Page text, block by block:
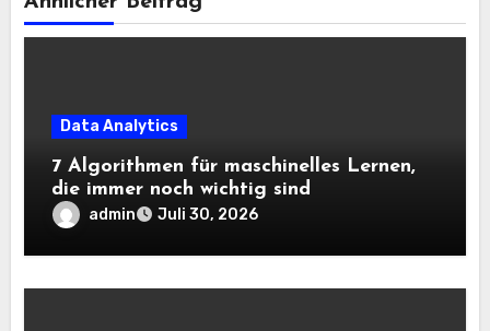
Data Analytics
7 Algorithmen für maschinelles Lernen,
die immer noch wichtig sind
admin Juli 30, 2026